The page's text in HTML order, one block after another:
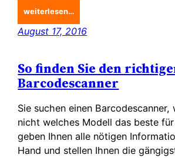
weiterlesen…
August 17, 2016
So finden Sie den
Barcodescanner
Sie suchen einen Barcodescanner,
nicht welches Modell das beste
geben Ihnen alle nötigen
Hand und stellen Ihnen die